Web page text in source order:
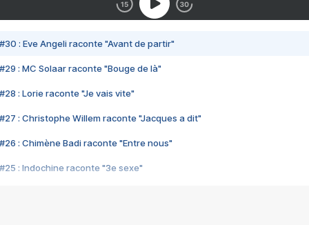
#30 : Eve Angeli raconte "Avant de partir"
#29 : MC Solaar raconte "Bouge de là"
#28 : Lorie raconte "Je vais vite"
#27 : Christophe Willem raconte "Jacques a dit"
#26 : Chimène Badi raconte "Entre nous"
#25 : Indochine raconte "3e sexe"